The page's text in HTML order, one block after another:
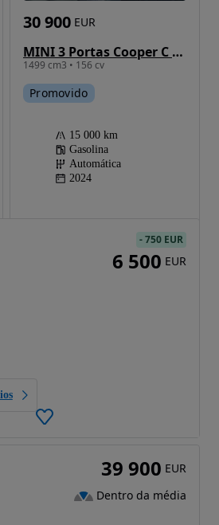
MINI 3 Portas Cooper C Favoured S
1499 cm3 • 156 cv
30 900 EUR
Promovido
15 000 km
Gasolina
Automática
2024
-750 EUR
6 500 EUR
39 900 EUR
Dentro da média